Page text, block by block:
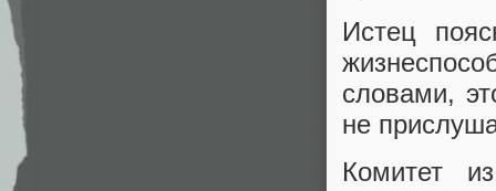
Истец
словами,
не
Комитет